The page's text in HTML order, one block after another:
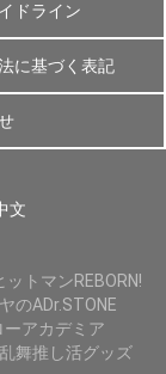
ドライン
に基づく表記
文
トマンREBORN!
のADr.STONE
アカデミア
舞推し活グッズ